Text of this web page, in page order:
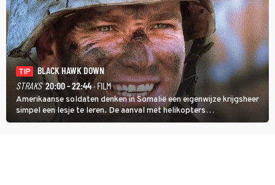
TIP
BLACK HAWK DOWN
STRAKS 20:00 - 22:44· FILM
Amerikaanse soldaten denken in Somalië een eigenwijze krijgsheer
simpel een lesje te leren. De aanval met helikopters
verloopt in Black Hawk down dramatisch.